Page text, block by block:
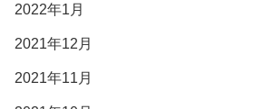
2022年1月
2021年12月
2021年11月